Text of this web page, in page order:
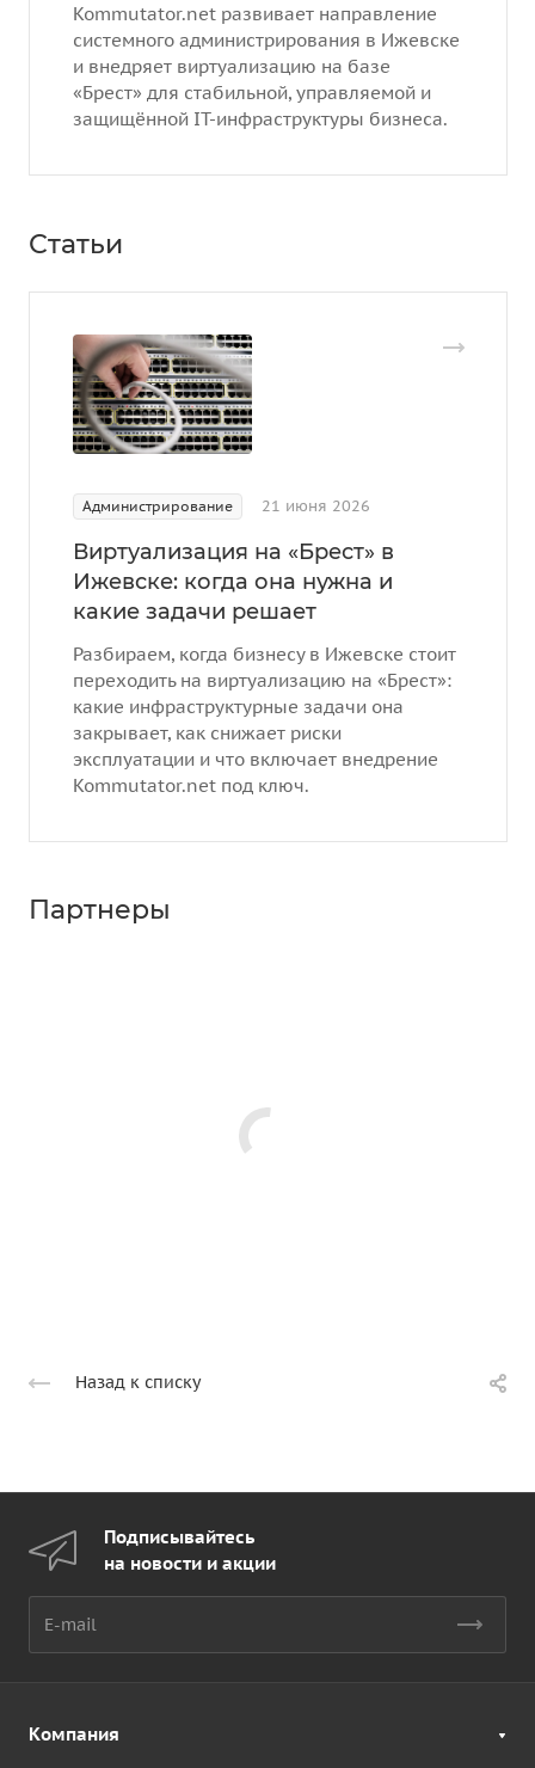
Kommutator.net развивает направление
системного администрирования в Ижевске
и внедряет виртуализацию на базе
«Брест» для стабильной, управляемой и
защищённой IT-инфраструктуры бизнеса.
Статьи
Администрирование 21 июня 2026
Виртуализация на «Брест» в
Ижевске: когда она нужна и
какие задачи решает
Разбираем, когда бизнесу в Ижевске стоит
переходить на виртуализацию на «Брест»:
какие инфраструктурные задачи она
закрывает, как снижает риски
эксплуатации и что включает внедрение
Kommutator.net под ключ.
Партнеры
Назад к списку
Подписывайтесь
на новости и акции
Компания